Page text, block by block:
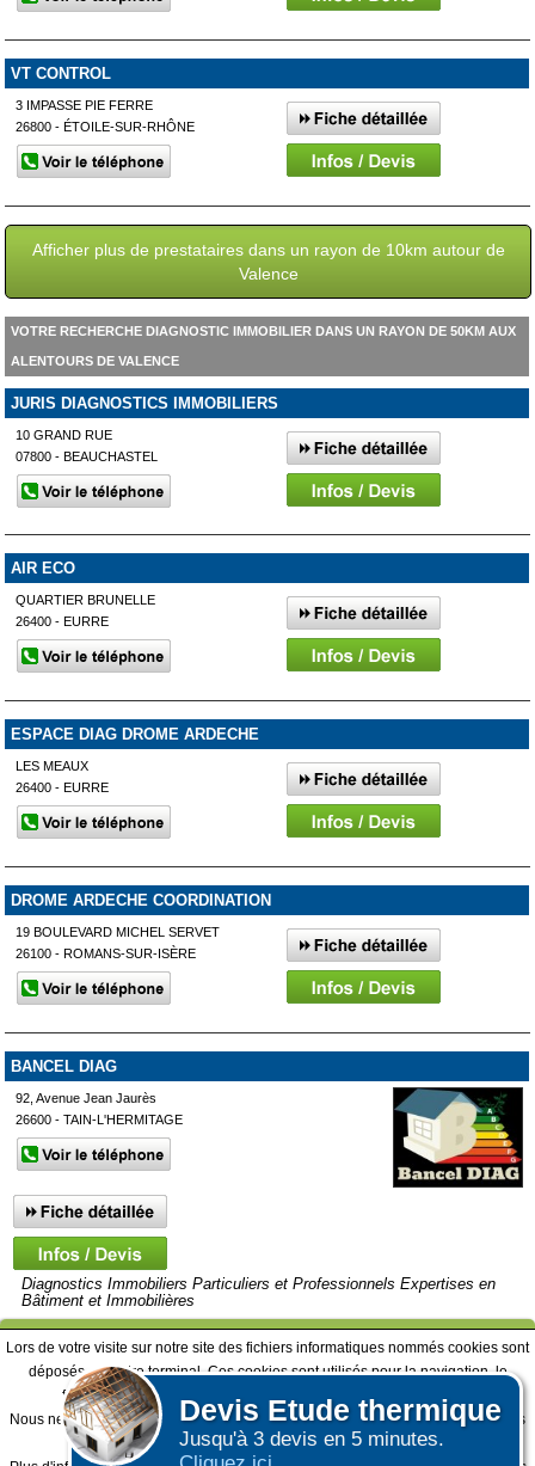
Devis Etude thermique
Jusqu'à 3 devis en 5 minutes.
VT CONTROL
3 IMPASSE PIE FERRE
26800 - ÉTOILE-SUR-RHÔNE
Afficher plus de prestataires dans un rayon de 10km autour de
Valence
VOTRE RECHERCHE DIAGNOSTIC IMMOBILIER DANS UN RAYON DE 50KM AUX
ALENTOURS DE VALENCE
JURIS DIAGNOSTICS IMMOBILIERS
10 GRAND RUE
07800 - BEAUCHASTEL
AIR ECO
QUARTIER BRUNELLE
26400 - EURRE
ESPACE DIAG DROME ARDECHE
LES MEAUX
26400 - EURRE
DROME ARDECHE COORDINATION
19 BOULEVARD MICHEL SERVET
26100 - ROMANS-SUR-ISÈRE
BANCEL DIAG
92, Avenue Jean Jaurès
26600 - TAIN-L'HERMITAGE
Diagnostics Immobiliers Particuliers et Professionnels Expertises en
Bâtiment et Immobilières
Afficher plus de prestataires dans un rayon de 50km autour de
Affiner votre recherche
Lors de votre visite sur notre site des fichiers informatiques nommés cookies sont
déposés sur votre terminal. Ces cookies sont utilisés pour la navigation, le
fonctionnement du site et les mesures d'audience pour l'éditeur.
Nous ne collectons pas vos données personnelles au travers des cookies à des
fins publicitaires ni pour nous ni pour des tiers.